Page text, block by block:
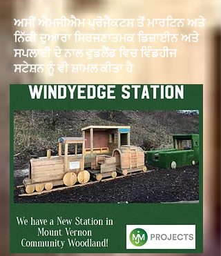
ਅਸੀਂ ਐਮਜੀਐਮ ਪ੍ਰੋਜੈਕਟਸ ਤੋਂ ਮਾਰਟਿਨ ਅਤੇ
ਨਿੱਕੀ ਦੁਆਰਾ ਸਿਰਜਣਾਤਮਕ ਡਿਜ਼ਾਈਨ ਅਤੇ
ਸਪਲਾਈ ਦੇ ਨਾਲ ਵੁਡਲੈਂਡ ਵਿਚ ਵਿੰਡਹੀਜ
ਸਟੇਸ਼ਨ ਨੂੰ ਵੀ ਸ਼ਾਮਲ ਕੀਤਾ ਹੈ